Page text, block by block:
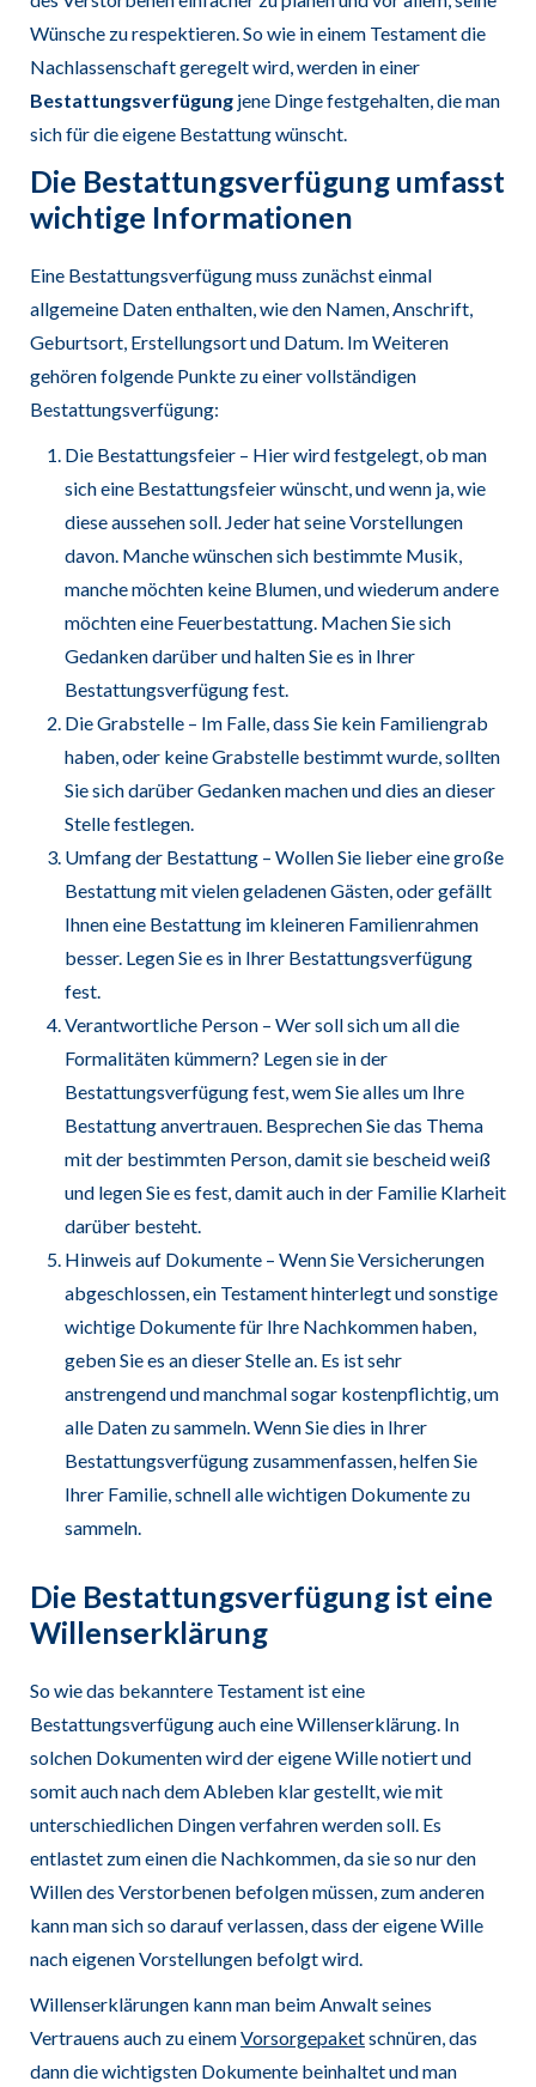
Wünsche zu respektieren. So wie in einem Testament die
Nachlassenschaft geregelt wird, werden in einer
Bestattungsverfügungjene Dinge festgehalten, die man
sich für die eigene Bestattung wünscht.
Die Bestattungsverfügung umfasst
wichtige Informationen
Eine Bestattungsverfügung muss zunächst einmal
allgemeine Daten enthalten, wie den Namen, Anschrift,
Geburtsort, Erstellungsort und Datum. Im Weiteren
gehören folgende Punkte zu einer vollständigen
Bestattungsverfügung:
Die Bestattungsfeier – Hier wird festgelegt, ob man
sich eine Bestattungsfeier wünscht, und wenn ja, wie
diese aussehen soll. Jeder hat seine Vorstellungen
davon. Manche wünschen sich bestimmte Musik,
manche möchten keine Blumen, und wiederum andere
möchten eine Feuerbestattung. Machen Sie sich
Gedanken darüber und halten Sie es in Ihrer
Bestattungsverfügung fest.
Die Grabstelle – Im Falle, dass Sie kein Familiengrab
haben, oder keine Grabstelle bestimmt wurde, sollten
Sie sich darüber Gedanken machen und dies an dieser
Stelle festlegen.
Umfang der Bestattung – Wollen Sie lieber eine große
Bestattung mit vielen geladenen Gästen, oder gefällt
Ihnen eine Bestattung im kleineren Familienrahmen
besser. Legen Sie es in Ihrer Bestattungsverfügung
fest.
Verantwortliche Person – Wer soll sich um all die
Formalitäten kümmern? Legen sie in der
Bestattungsverfügung fest, wem Sie alles um Ihre
Bestattung anvertrauen. Besprechen Sie das Thema
mit der bestimmten Person, damit sie bescheid weiß
und legen Sie es fest, damit auch in der Familie Klarheit
darüber besteht.
Hinweis auf Dokumente – Wenn Sie Versicherungen
abgeschlossen, ein Testament hinterlegt und sonstige
wichtige Dokumente für Ihre Nachkommen haben,
geben Sie es an dieser Stelle an. Es ist sehr
anstrengend und manchmal sogar kostenpflichtig, um
alle Daten zu sammeln. Wenn Sie dies in Ihrer
Bestattungsverfügung zusammenfassen, helfen Sie
Ihrer Familie, schnell alle wichtigen Dokumente zu
sammeln.
Die Bestattungsverfügung ist eine
Willenserklärung
So wie das bekanntere Testament ist eine
Bestattungsverfügung auch eine Willenserklärung. In
solchen Dokumenten wird der eigene Wille notiert und
somit auch nach dem Ableben klar gestellt, wie mit
unterschiedlichen Dingen verfahren werden soll. Es
entlastet zum einen die Nachkommen, da sie so nur den
Willen des Verstorbenen befolgen müssen, zum anderen
kann man sich so darauf verlassen, dass der eigene Wille
nach eigenen Vorstellungen befolgt wird.
Willenserklärungen kann man beim Anwalt seines
Vertrauens auch zu einemVorsorgepaketschnüren, das
dann die wichtigsten Dokumente beinhaltet und man